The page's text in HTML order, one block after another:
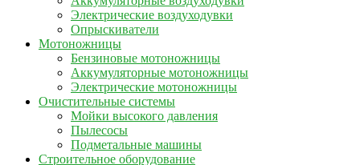
Электрические воздуходувки
Опрыскиватели
Мотоножницы
Бензиновые мотоножницы
Аккумуляторные мотоножницы
Электрические мотоножницы
Очистительные системы
Мойки высокого давления
Пылесосы
Подметальные машины
Строительное оборудование